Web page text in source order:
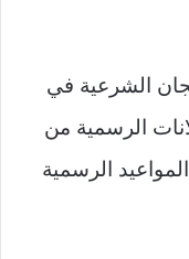
الشرعية في
الرسمية من
الرسمية